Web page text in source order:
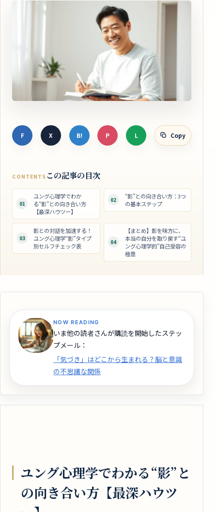
F X B! P L Copy
CONTENTS この記事の目次
01
ユング心理学でわか
る“影”との向き合い方
【最深ハウツー】
02
“影”との向き合い方：3つ
の基本ステップ
03
影との対話を加速する！
ユング心理学“影”タイプ
別セルフチェック表
04
【まとめ】影を味方に、
本当の自分を取り戻す“ユ
ング心理学的”自己受容の
極意
NOW READING
いま他の読者さんが購読を開始したステッ
プメール：
「気づき」はどこから生まれる？脳と意識
の不思議な関係
ユング心理学でわかる“影”と
の向き合い方【最深ハウツ